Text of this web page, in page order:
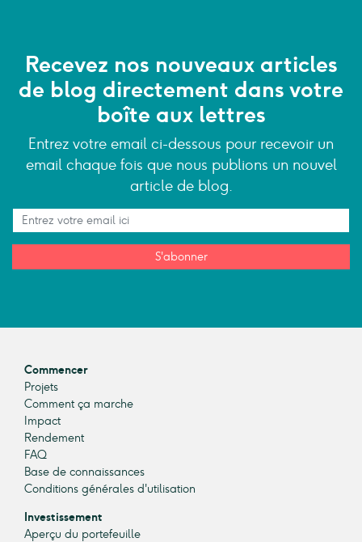
Recevez nos nouveaux articles
de blog directement dans votre
boîte aux lettres
Entrez votre email ci-dessous pour recevoir un
email chaque fois que nous publions un nouvel
article de blog.
S'abonner
Commencer
Projets
Comment ça marche
Impact
Rendement
FAQ
Base de connaissances
Conditions générales d'utilisation
Investissement
Aperçu du portefeuille